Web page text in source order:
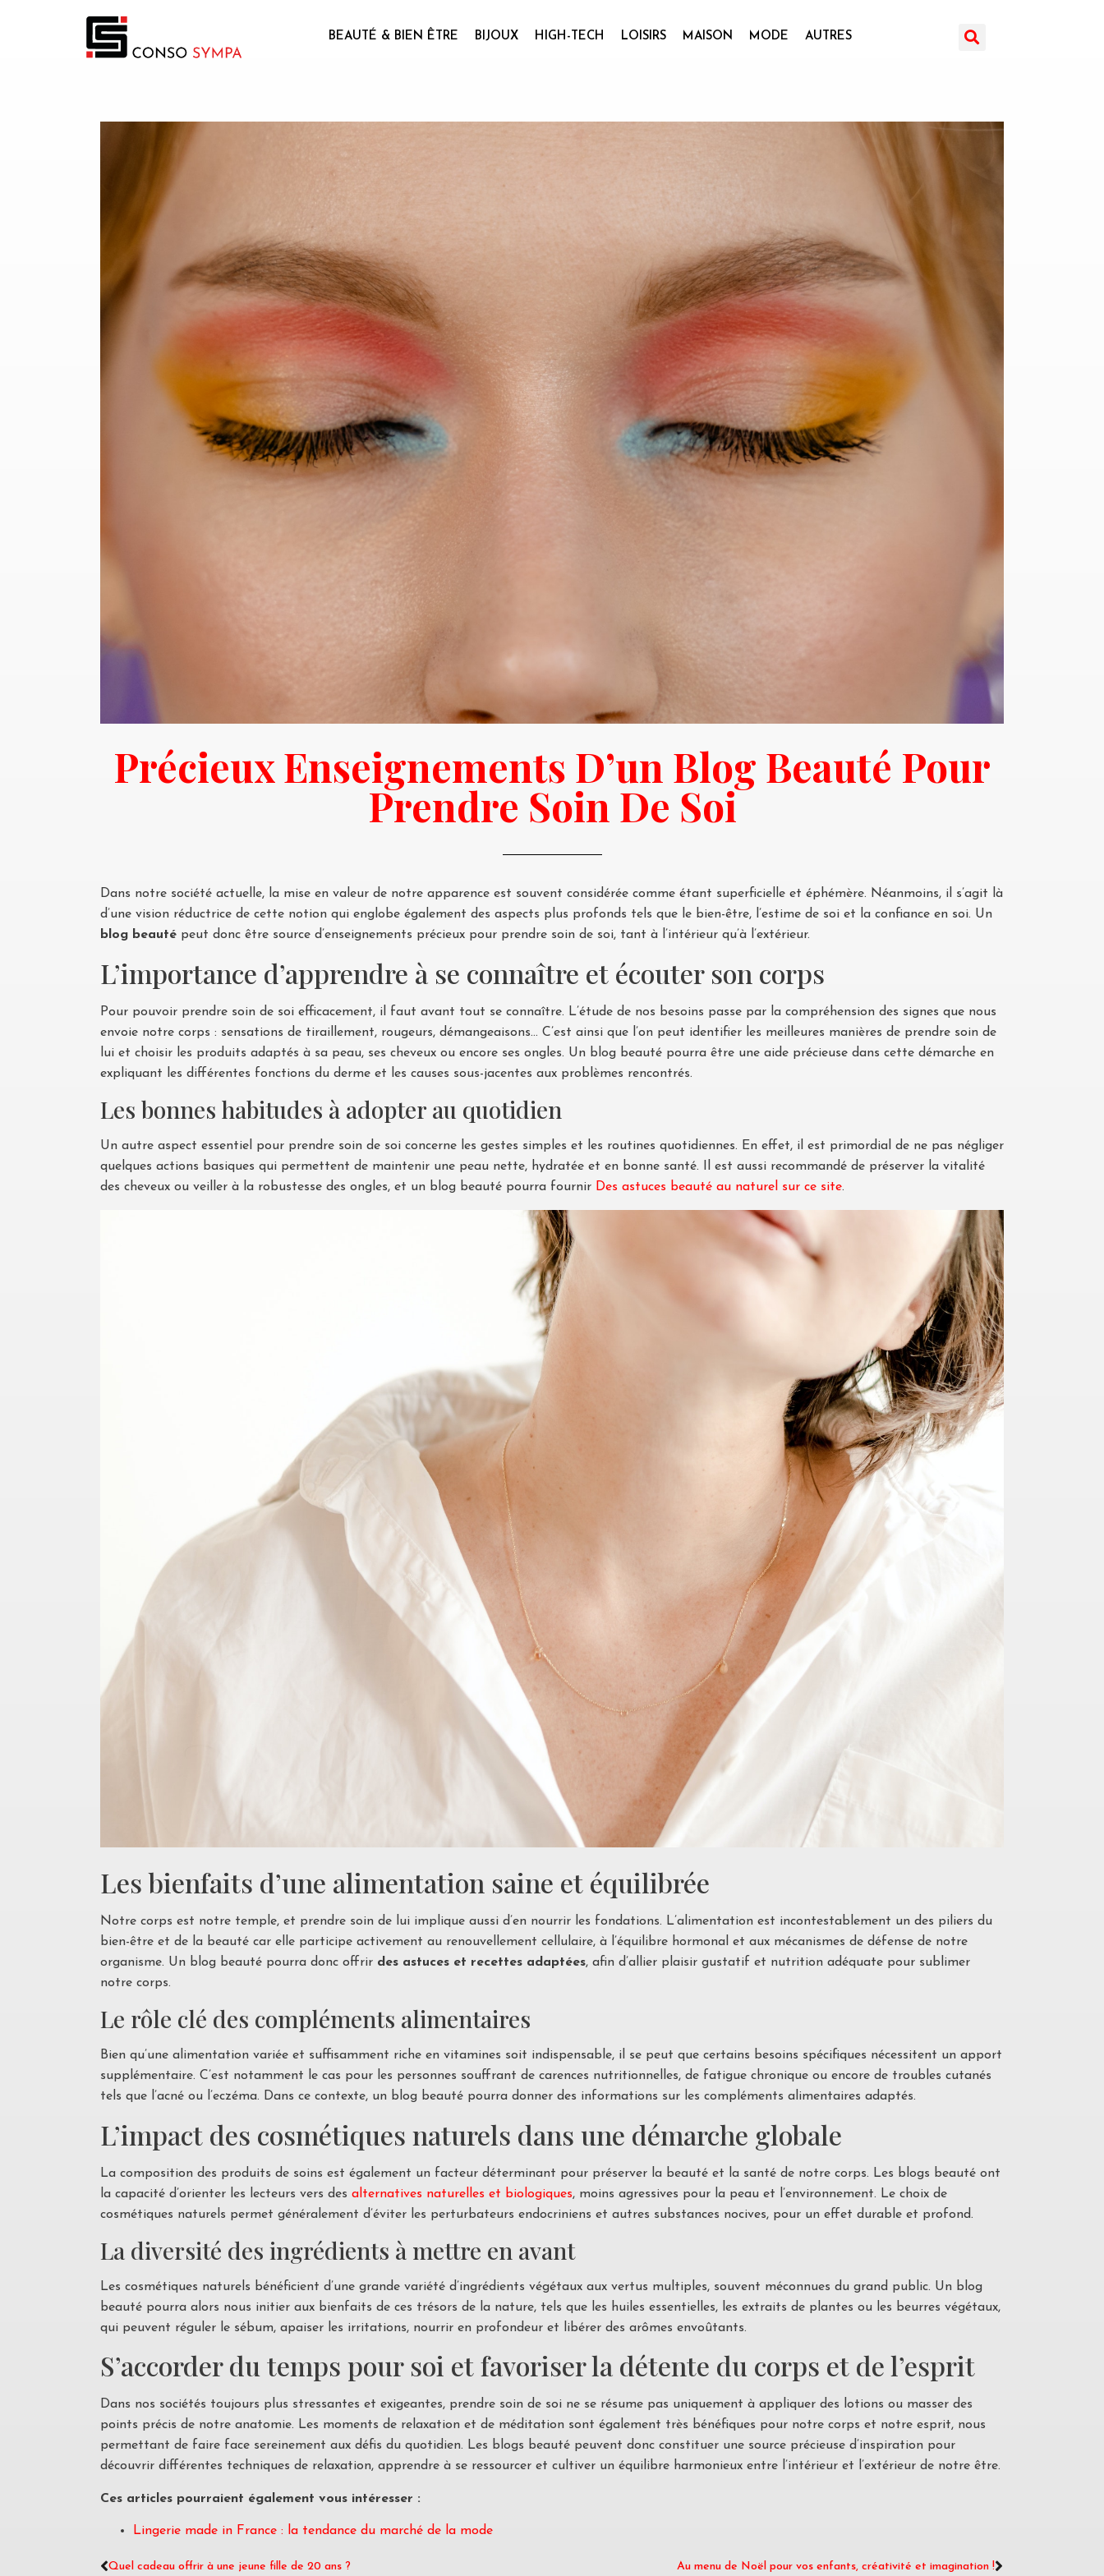
BEAUTÉ & BIEN ÊTRE BIJOUX HIGH-TECH LOISIRS MAISON MODE AUTRES
Précieux Enseignements D’un Blog Beauté Pour
Prendre Soin De Soi
Dans notre société actuelle, la mise en valeur de notre apparence est souvent considérée comme étant superficielle et éphémère. Néanmoins, il s’agit là
d’une vision réductrice de cette notion qui englobe également des aspects plus profonds tels que le bien-être, l’estime de soi et la confiance en soi. Un
blog beauté peut donc être source d’enseignements précieux pour prendre soin de soi, tant à l’intérieur qu’à l’extérieur.
L’importance d’apprendre à se connaître et écouter son corps
Pour pouvoir prendre soin de soi efficacement, il faut avant tout se connaître. L’étude de nos besoins passe par la compréhension des signes que nous
envoie notre corps : sensations de tiraillement, rougeurs, démangeaisons… C’est ainsi que l’on peut identifier les meilleures manières de prendre soin de
lui et choisir les produits adaptés à sa peau, ses cheveux ou encore ses ongles. Un blog beauté pourra être une aide précieuse dans cette démarche en
expliquant les différentes fonctions du derme et les causes sous-jacentes aux problèmes rencontrés.
Les bonnes habitudes à adopter au quotidien
Un autre aspect essentiel pour prendre soin de soi concerne les gestes simples et les routines quotidiennes. En effet, il est primordial de ne pas négliger
quelques actions basiques qui permettent de maintenir une peau nette, hydratée et en bonne santé. Il est aussi recommandé de préserver la vitalité
des cheveux ou veiller à la robustesse des ongles, et un blog beauté pourra fournir Des astuces beauté au naturel sur ce site.
Les bienfaits d’une alimentation saine et équilibrée
Notre corps est notre temple, et prendre soin de lui implique aussi d’en nourrir les fondations. L’alimentation est incontestablement un des piliers du
bien-être et de la beauté car elle participe activement au renouvellement cellulaire, à l’équilibre hormonal et aux mécanismes de défense de notre
organisme. Un blog beauté pourra donc offrir des astuces et recettes adaptées, afin d’allier plaisir gustatif et nutrition adéquate pour sublimer
notre corps.
Le rôle clé des compléments alimentaires
Bien qu’une alimentation variée et suffisamment riche en vitamines soit indispensable, il se peut que certains besoins spécifiques nécessitent un apport
supplémentaire. C’est notamment le cas pour les personnes souffrant de carences nutritionnelles, de fatigue chronique ou encore de troubles cutanés
tels que l’acné ou l’eczéma. Dans ce contexte, un blog beauté pourra donner des informations sur les compléments alimentaires adaptés.
L’impact des cosmétiques naturels dans une démarche globale
La composition des produits de soins est également un facteur déterminant pour préserver la beauté et la santé de notre corps. Les blogs beauté ont
la capacité d’orienter les lecteurs vers des alternatives naturelles et biologiques, moins agressives pour la peau et l’environnement. Le choix de
cosmétiques naturels permet généralement d’éviter les perturbateurs endocriniens et autres substances nocives, pour un effet durable et profond.
La diversité des ingrédients à mettre en avant
Les cosmétiques naturels bénéficient d’une grande variété d’ingrédients végétaux aux vertus multiples, souvent méconnues du grand public. Un blog
beauté pourra alors nous initier aux bienfaits de ces trésors de la nature, tels que les huiles essentielles, les extraits de plantes ou les beurres végétaux,
qui peuvent réguler le sébum, apaiser les irritations, nourrir en profondeur et libérer des arômes envoûtants.
S’accorder du temps pour soi et favoriser la détente du corps et de l’esprit
Dans nos sociétés toujours plus stressantes et exigeantes, prendre soin de soi ne se résume pas uniquement à appliquer des lotions ou masser des
points précis de notre anatomie. Les moments de relaxation et de méditation sont également très bénéfiques pour notre corps et notre esprit, nous
permettant de faire face sereinement aux défis du quotidien. Les blogs beauté peuvent donc constituer une source précieuse d’inspiration pour
découvrir différentes techniques de relaxation, apprendre à se ressourcer et cultiver un équilibre harmonieux entre l’intérieur et l’extérieur de notre être.
Ces articles pourraient également vous intéresser :
Lingerie made in France : la tendance du marché de la mode
Quel cadeau offrir à une jeune fille de 20 ans ? Au menu de Noël pour vos enfants, créativité et imagination !